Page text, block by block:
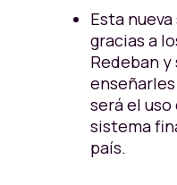
Esta
gracias a
Redeban
será el
sistema
país.